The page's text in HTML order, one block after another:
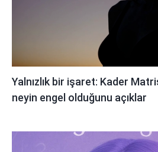
Yalnızlık bir işaret: Kader
neyin engel olduğunu açıklar